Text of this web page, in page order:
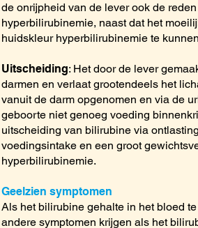
de onrijpheid van de lever ook de
hyperbilirubinemie, naast dat het
huidskleur hyperbilirubinemie te
Uitscheiding: Het door de lever
darmen en verlaat grootendeels het
vanuit de darm opgenomen en via de
geboorte niet genoeg voeding
uitscheiding van bilirubine via
voedingsintake en een groot
hyperbilirubinemie.
Geelzien symptomen
Als het bilirubine gehalte in het bloed
andere symptomen krijgen als het